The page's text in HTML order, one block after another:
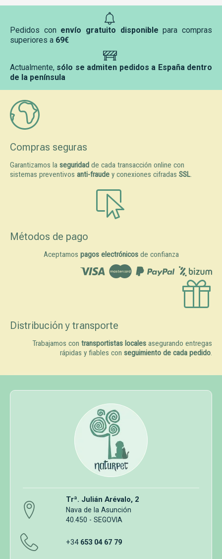
Pedidos con envío gratuito disponible para compras
superiores a 69€
Actualmente, sólo se admiten pedidos a España dentro
de la península
Compras seguras
Garantizamos la seguridad de cada transacción online con
sistemas preventivos anti-fraude y conexiones cifradas SSL.
Métodos de pago
Aceptamos pagos electrónicosde confianza
Distribución y transporte
Trabajamos con transportistas locales asegurando entregas
rápidas y fiables con seguimiento de cada pedido.
Trª. Julián Arévalo, 2
Nava de la Asunción
40.450 - SEGOVIA
+34 653 04 67 79